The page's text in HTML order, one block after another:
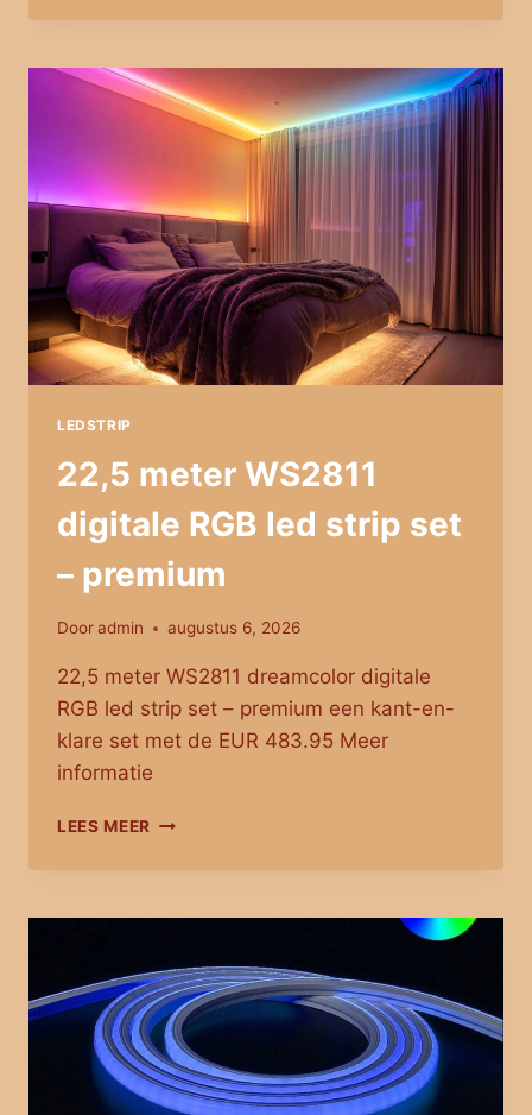
STRIP
MET
2
RGB
TV’S
>
60
INCH
LEDSTRIP
22,5 meter WS2811
digitale RGB led strip set
– premium
Dooradmin augustus 6, 2026
22,5 meter WS2811 dreamcolor digitale
RGB led strip set – premium een kant-en-
klare set met de EUR 483.95 Meer
informatie
LEES MEER 22,5
WS2811
RGB
STRIP
SET
–
PREMIUM